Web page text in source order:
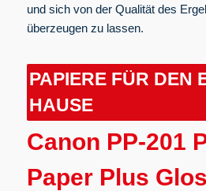
und sich von der Qualität des
überzeugen zu lassen.
PAPIERE FÜR DEN
HAUSE
Canon PP-201
Paper Plus